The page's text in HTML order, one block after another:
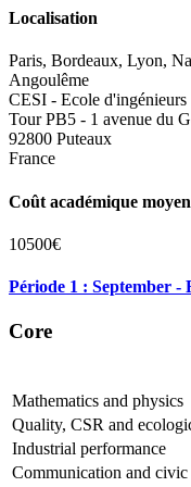
Localisation
Paris, Bordeaux, Lyon,
Angoulême
CESI - Ecole d'ingénieurs
Tour PB5 - 1 avenue du
92800 Puteaux
France
Coût académique
10500€
Période 1 : September -
Core
Mathematics and physics
Quality, CSR and
Industrial performance
Communication and civic